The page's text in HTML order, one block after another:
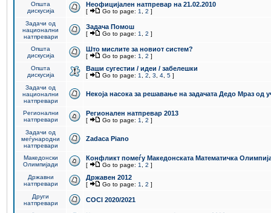
Општа
дискусија
Неофицијален натпревар на 21.02.2010
[ Go to page: 1 2 ]
Задачи од
национални
натпревари
Задача Помош
[ Go to page: 1 2 ]
Општа
дискусија
Што мислите за новиот систем?
[ Go to page: 1 2 ]
Општа
дискусија
Ваши сугестии / идеи / забелешки
[ Go to page: 1 2 3 4 5 ]
Задачи од
национални
натпревари
Некоја насока за решавање на задачата Дедо Мраз од
Регионални
натпревари
Регионален натпревар 2013
[ Go to page: 1 2 ]
Задачи од
меѓународни
натпревари
Zadaca Piano
Македонски
Олимпијади
Конфликт помеѓу Македонската Математичка
[ Go to page: 1 2 ]
Државни
натпревари
Државен 2012
[ Go to page: 1 2 ]
Други
натпревари
COCI 2020/2021